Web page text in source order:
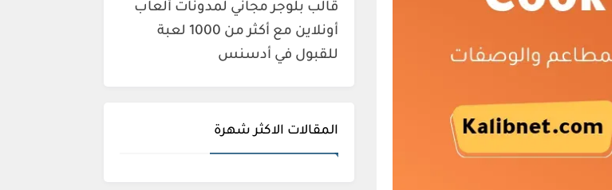
قالب بلوجر مجاني لمدونات ألعاب
أونلاين مع أكثر من 1000 لعبة
للقبول في أدسنس
المقالات الاكثر شهرة